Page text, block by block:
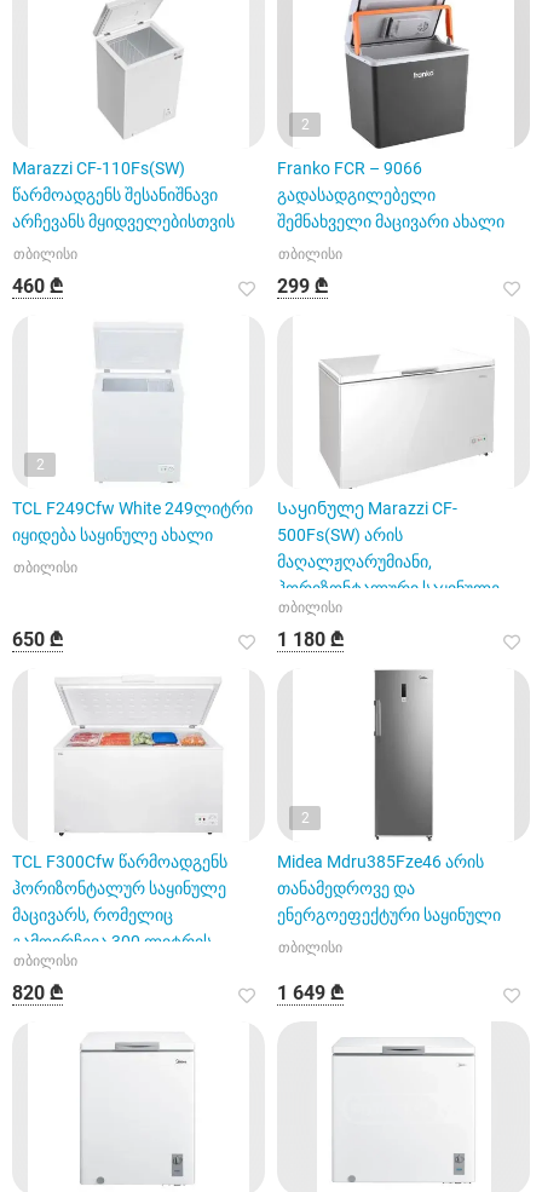
Marazzi CF-110Fs(SW)
წარმოადგენს შესანიშნავი
არჩევანს მყიდველებისთვის
თბილისი
460 ₾
2
Franko FCR – 9066
გადასადგილებელი
შემნახველი მაცივარი ახალი
თბილისი
299 ₾
2
TCL F249Cfw White 249ლიტრი
იყიდება საყინულე ახალი
თბილისი
650 ₾
Საყინულე Marazzi CF-
500Fs(SW) არის
მაღალჟღარუმიანი,
ჰორიზონტალური საყინულე
მაცივარი
თბილისი
1 180 ₾
TCL F300Cfw წარმოადგენს
ჰორიზონტალურ საყინულე
მაცივარს, რომელიც
გამოირჩევა 300 ლიტრის
საერთო მოცულობ
თბილისი
820 ₾
2
Midea Mdru385Fze46 არის
თანამედროვე და
ენერგოეფექტური საყინული
თბილისი
1 649 ₾